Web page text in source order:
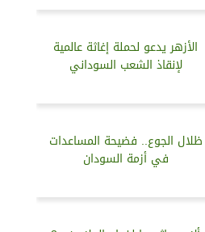
الأزهر يدعو لحملة إغاثة عالمية
لإنقاذ الشعب السوداني
ظلال الجوع.. فضيحة المساعدات
في أزمة السودان